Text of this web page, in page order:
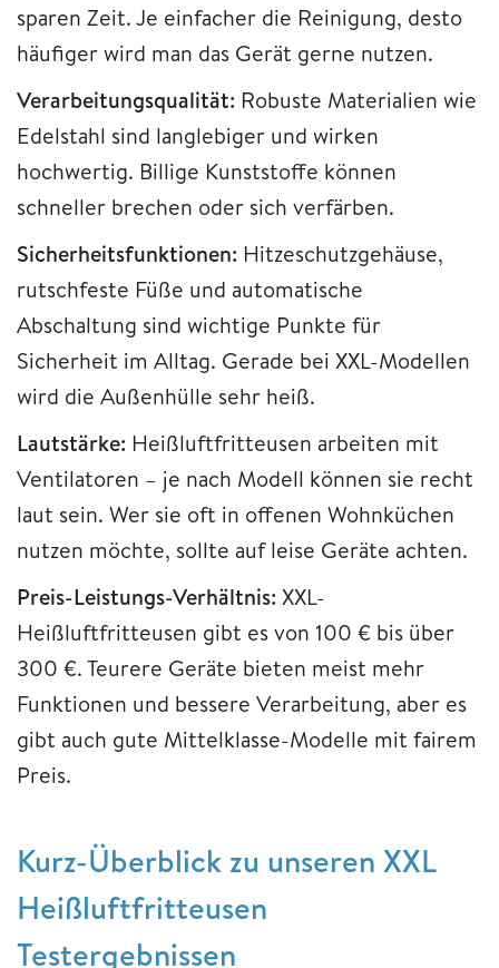
sparen Zeit. Je einfacher die Reinigung, desto
häufiger wird man das Gerät gerne nutzen.
Verarbeitungsqualität: Robuste Materialien wie
Edelstahl sind langlebiger und wirken
hochwertig. Billige Kunststoffe können
schneller brechen oder sich verfärben.
Sicherheitsfunktionen: Hitzeschutzgehäuse,
rutschfeste Füße und automatische
Abschaltung sind wichtige Punkte für
Sicherheit im Alltag. Gerade bei XXL-Modellen
wird die Außenhülle sehr heiß.
Lautstärke: Heißluftfritteusen arbeiten mit
Ventilatoren – je nach Modell können sie recht
laut sein. Wer sie oft in offenen Wohnküchen
nutzen möchte, sollte auf leise Geräte achten.
Preis-Leistungs-Verhältnis: XXL-
Heißluftfritteusen gibt es von 100 € bis über
300 €. Teurere Geräte bieten meist mehr
Funktionen und bessere Verarbeitung, aber es
gibt auch gute Mittelklasse-Modelle mit fairem
Preis.
Kurz-Überblick zu unseren XXL
Heißluftfritteusen
Testergebnissen